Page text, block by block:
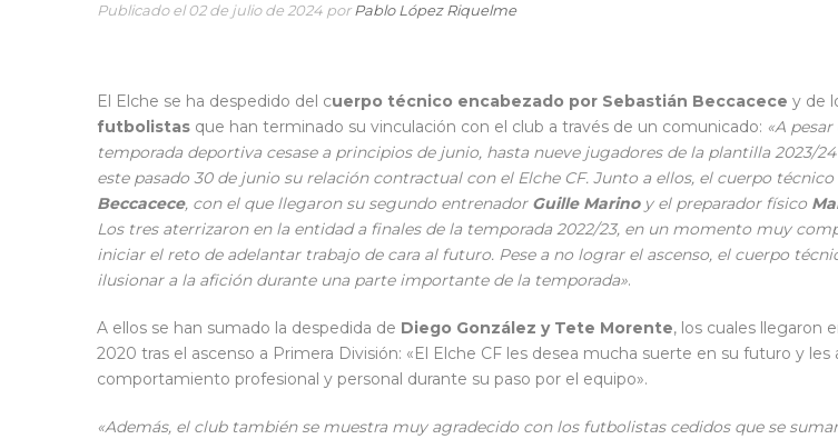
Publicado el 02 de julio de 2024 porPablo López Riquelme
El Elche se ha despedido del cuerpo técnico encabezado por Sebastián Beccacece y de
futbolistas que han terminado su vinculación con el club a través de un comunicado: «A
temporada deportiva cesase a principios de junio, hasta nueve jugadores de la plantilla 2023/
este pasado 30 de junio su relación contractual con el Elche CF. Junto a ellos, el cuerpo técnico
Beccacece, con el que llegaron su segundo entrenador Guille Marino y el preparador físico
Los tres aterrizaron en la entidad a finales de la temporada 2022/23, en un momento muy
iniciar el reto de adelantar trabajo de cara al futuro. Pese a no lograr el ascenso, el cuerpo
ilusionar a la afición durante una parte importante de la temporada».
A ellos se han sumado la despedida de Diego González y Tete Morente, los cuales llegaron
2020 tras el ascenso a Primera División: «El Elche CF les desea mucha suerte en su futuro y les
comportamiento profesional y personal durante su paso por el equipo».
«Además, el club también se muestra muy agradecido con los futbolistas cedidos que se